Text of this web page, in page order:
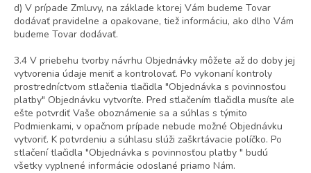
d) V prípade Zmluvy, na základe ktorej Vám budeme Tovar
dodávať pravidelne a opakovane, tiež informáciu, ako dlho Vám
budeme Tovar dodávať.
3.4 V priebehu tvorby návrhu Objednávky môžete až do doby jej
vytvorenia údaje meniť a kontrolovať. Po vykonaní kontroly
prostredníctvom stlačenia tlačidla "Objednávka s povinnosťou
platby" Objednávku vytvoríte. Pred stlačením tlačidla musíte ale
ešte potvrdiť Vaše oboznámenie sa a súhlas s týmito
Podmienkami, v opačnom prípade nebude možné Objednávku
vytvoriť. K potvrdeniu a súhlasu slúži zaškrtávacie políčko. Po
stlačení tlačidla "Objednávka s povinnosťou platby " budú
všetky vyplnené informácie odoslané priamo Nám.